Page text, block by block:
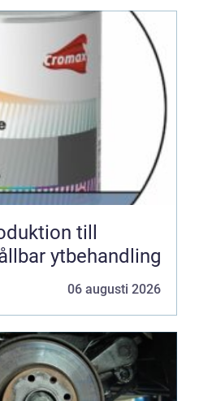
till
ytbehandling
06 augusti 2026